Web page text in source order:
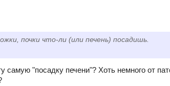
почки что-ли (или печень) посадишь.
самую "посадку печени"? Хоть немного от